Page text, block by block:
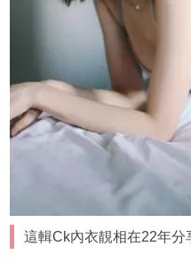
這輯Ck內衣靚相在22年分